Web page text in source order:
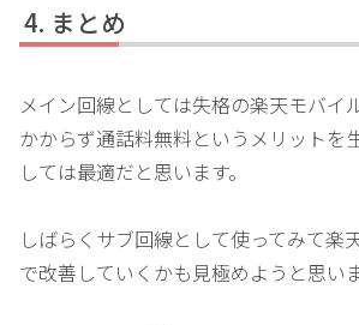
まとめ
メイン回線としては失格の楽天モバイ
かからず通話料無料というメリットを
しては最適だと思います。
しばらくサブ回線として使ってみて楽
で改善していくかも見極めようと思いま